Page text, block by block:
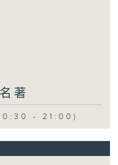
著
- 21:00)